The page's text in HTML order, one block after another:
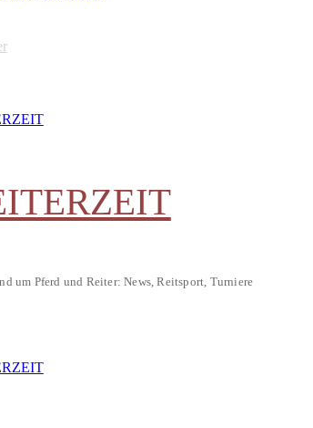
um Pferd und Reiter: News, Reitsport, Turniere